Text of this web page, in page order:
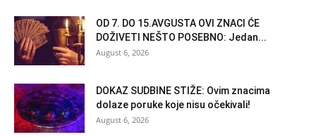
OD 7. DO 15.AVGUSTA OVI ZNACI ĆE
DOŽIVETI NEŠTO POSEBNO: Jedan...
August 6, 2026
DOKAZ SUDBINE STIŽE: Ovim znacima
dolaze poruke koje nisu očekivali!
August 6, 2026